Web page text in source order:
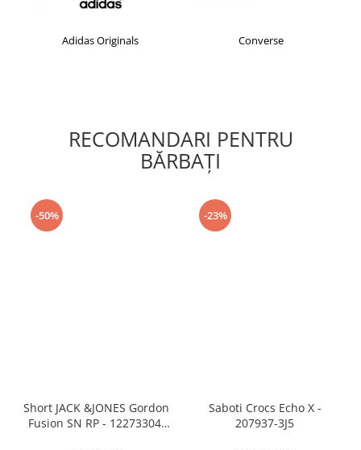
Adidas Originals Converse
RECOMANDARI PENTRU
BĂRBAŢI
-50%
Short JACK &JONES Gordon
Fusion SN RP - 12273304-
-23%
Saboti Crocs Echo X -
207937-3J5